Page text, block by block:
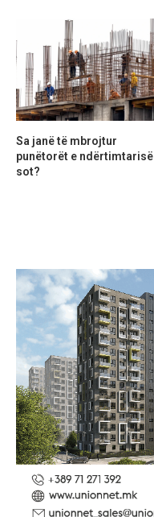
Sa janë të mbrojtur
punëtorët e ndërtimtarisë
sot?